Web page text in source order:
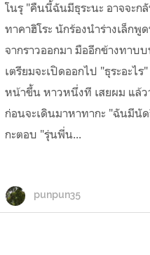
โนรุ "คืนนี้ฉันมีธุระนะ อาจจะก
ทาคาฮิโระ นักร้องนำร่างเล็กพู
จากราวออกมา มืออีกข้างทาบ
เตรียมจะเปิดออกไป "ธุระอะไร
หน้าขึ้น หาวหนึ่งที เสยผม แล้ว
ก่อนจะเดินมาหาทากะ "ฉันมีนั
กะตอบ "รุ่นพี่น...
punpun35